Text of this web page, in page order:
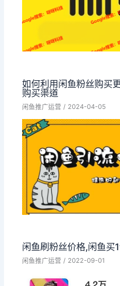
如何利用闲鱼粉丝购买
购买渠道
闲鱼推广运营 / 2024-04-05
闲鱼刷粉丝价格,闲鱼买
闲鱼推广运营 / 2022-09-01